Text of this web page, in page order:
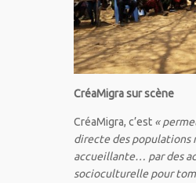
CréaMigra sur scène
CréaMigra, c’est «
directe des populations
accueillante… par des
socioculturelle pour